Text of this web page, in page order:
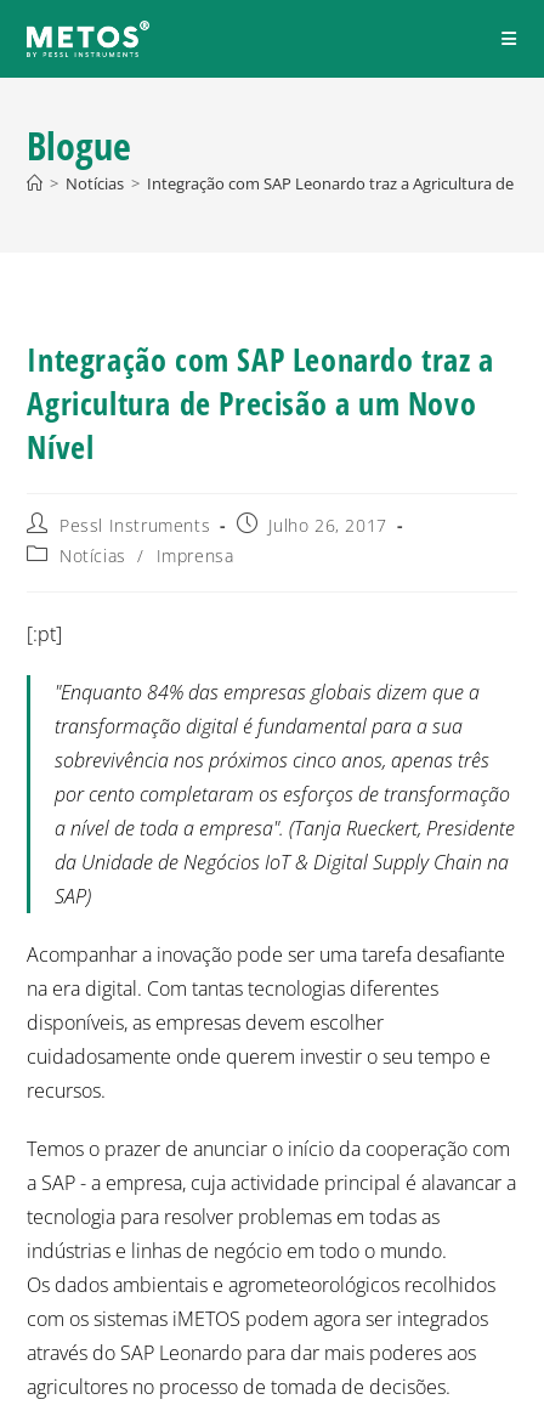
Blogue
> Notícias > Integração com SAP Leonardo traz a Agricultura de
Integração com SAP Leonardo traz a
Agricultura de Precisão a um Novo
Nível
Pessl Instruments
Julho 26, 2017
Notícias
/ Imprensa
[:pt]
"Enquanto 84% das empresas globais dizem que a
transformação digital é fundamental para a sua
sobrevivência nos próximos cinco anos, apenas três
por cento completaram os esforços de transformação
a nível de toda a empresa". (Tanja Rueckert, Presidente
da Unidade de Negócios IoT & Digital Supply Chain na
SAP)
Acompanhar a inovação pode ser uma tarefa desafiante
na era digital. Com tantas tecnologias diferentes
disponíveis, as empresas devem escolher
cuidadosamente onde querem investir o seu tempo e
recursos.
Temos o prazer de anunciar o início da cooperação com
a SAP - a empresa, cuja actividade principal é alavancar a
tecnologia para resolver problemas em todas as
indústrias e linhas de negócio em todo o mundo.
Os dados ambientais e agrometeorológicos recolhidos
com os sistemas iMETOS podem agora ser integrados
através do SAP Leonardo para dar mais poderes aos
agricultores no processo de tomada de decisões.